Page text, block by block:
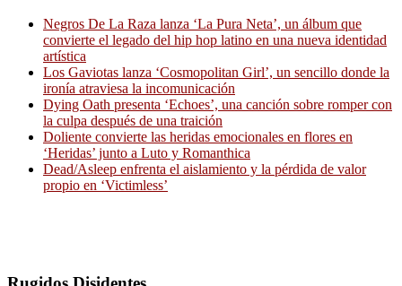
Negros De La Raza lanza ‘La Pura Neta’, un álbum que
convierte el legado del hip hop latino en una nueva identidad
artística
Los Gaviotas lanza ‘Cosmopolitan Girl’, un sencillo donde la
ironía atraviesa la incomunicación
Dying Oath presenta ‘Echoes’, una canción sobre romper con
la culpa después de una traición
Doliente convierte las heridas emocionales en flores en
‘Heridas’ junto a Luto y Romanthica
Dead/Asleep enfrenta el aislamiento y la pérdida de valor
propio en ‘Victimless’